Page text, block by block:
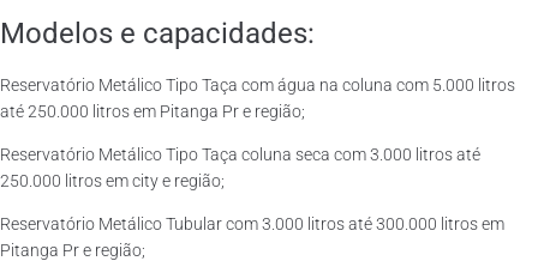
Modelos e capacidades:
Reservatório Metálico Tipo Taça com água na coluna com 5.000 litros
até 250.000 litros em Pitanga Pr e região;
Reservatório Metálico Tipo Taça coluna seca com 3.000 litros até
250.000 litros em city e região;
Reservatório Metálico Tubular com 3.000 litros até 300.000 litros em
Pitanga Pr e região;